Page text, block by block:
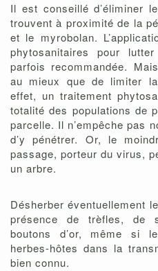
Il est conseillé d’éliminer
trouvent à proximité de la
et le myrobolan.
phytosanitaires pour
parfois recommandée.
au mieux que de limiter
effet, un traitement
totalité des populations de
parcelle. Il n’empêche pas
d’y pénétrer. Or, le
passage, porteur du virus,
un arbre.
Désherber éventuellement
présence de trèfles, de
boutons d’or, même si
herbes-hôtes dans la
bien connu.